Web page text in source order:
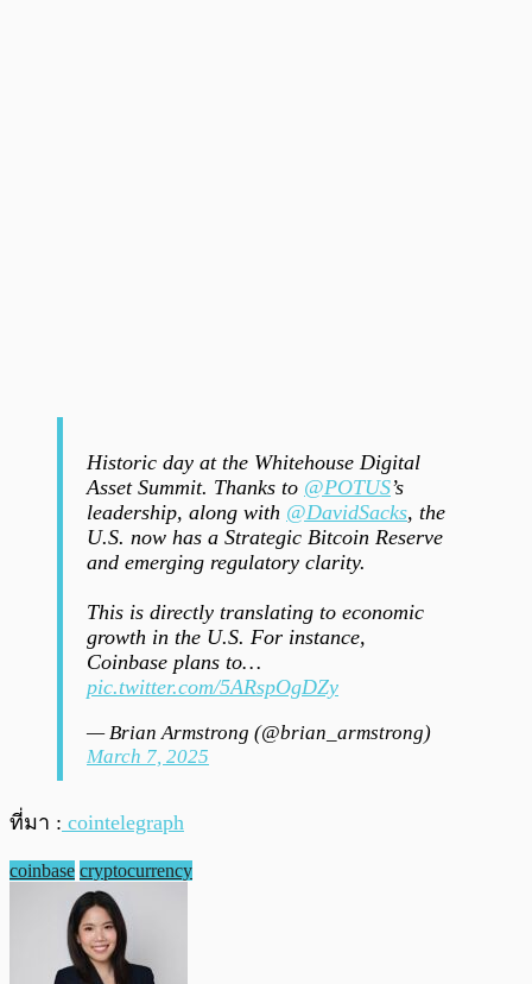
Historic day at the Whitehouse Digital
Asset Summit. Thanks to @POTUS’s
leadership, along with @DavidSacks, the
U.S. now has a Strategic Bitcoin Reserve
and emerging regulatory clarity.
This is directly translating to economic
growth in the U.S. For instance,
Coinbase plans to…
pic.twitter.com/5ARspOgDZy
— Brian Armstrong (@brian_armstrong)
March 7, 2025
ที่มา : cointelegraph
coinbase cryptocurrency